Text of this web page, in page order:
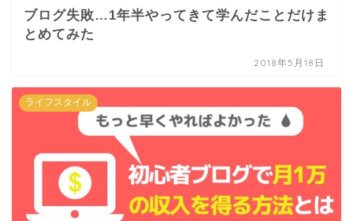
ブログ失敗…1年半やってきて学んだことだけま
とめてみた
2018年5月18日
ライフスタイル